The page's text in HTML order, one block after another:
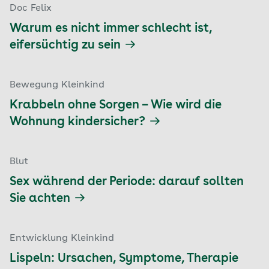
Doc Felix
Warum es nicht immer schlecht ist,
eifersüchtig zu sein
Bewegung Kleinkind
Krabbeln ohne Sorgen – Wie wird die
Wohnung kindersicher?
Blut
Sex während der Periode: darauf sollten
Sie achten
Entwicklung Kleinkind
Lispeln: Ursachen, Symptome, Therapie